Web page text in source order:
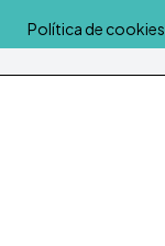
Política de cookies